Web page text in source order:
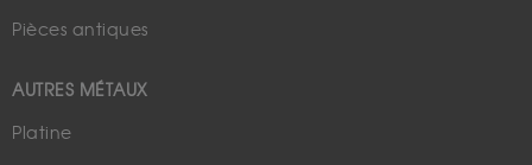
Pièces antiques
AUTRES MÉTAUX
Platine